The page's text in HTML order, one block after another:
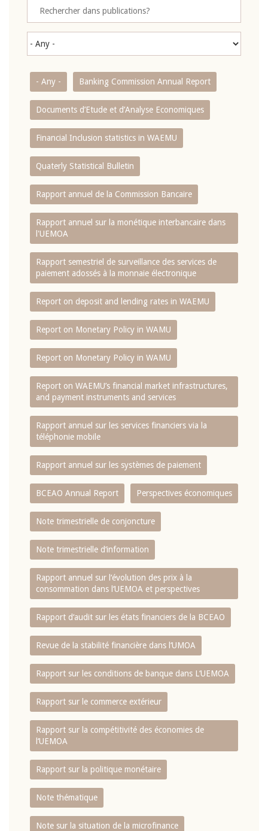
- Any - Banking Commission Annual Report
Documents d’Etude et d’Analyse Economiques
Financial Inclusion statistics in WAEMU
Quaterly Statistical Bulletin
Rapport annuel de la Commission Bancaire
Rapport annuel sur la monétique interbancaire dans
l'UEMOA
Rapport semestriel de surveillance des services de
paiement adossés à la monnaie électronique
Report on deposit and lending rates in WAEMU
Report on Monetary Policy in WAMU
Report on Monetary Policy in WAMU
Report on WAEMU’s financial market infrastructures,
and payment instruments and services
Rapport annuel sur les services financiers via la
téléphonie mobile
Rapport annuel sur les systèmes de paiement
BCEAO Annual Report Perspectives économiques
Note trimestrielle de conjoncture
Note trimestrielle d‘information
Rapport annuel sur l‘évolution des prix à la
consommation dans l‘UEMOA et perspectives
Rapport d‘audit sur les états financiers de la BCEAO
Revue de la stabilité financière dans l‘UMOA
Rapport sur les conditions de banque dans L‘UEMOA
Rapport sur le commerce extérieur
Rapport sur la compétitivité des économies de
l‘UEMOA
Rapport sur la politique monétaire
Note thématique
Note sur la situation de la microfinance